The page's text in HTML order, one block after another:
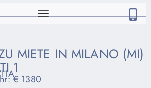
MIETE IN MILANO (MI)
1
€ 1380